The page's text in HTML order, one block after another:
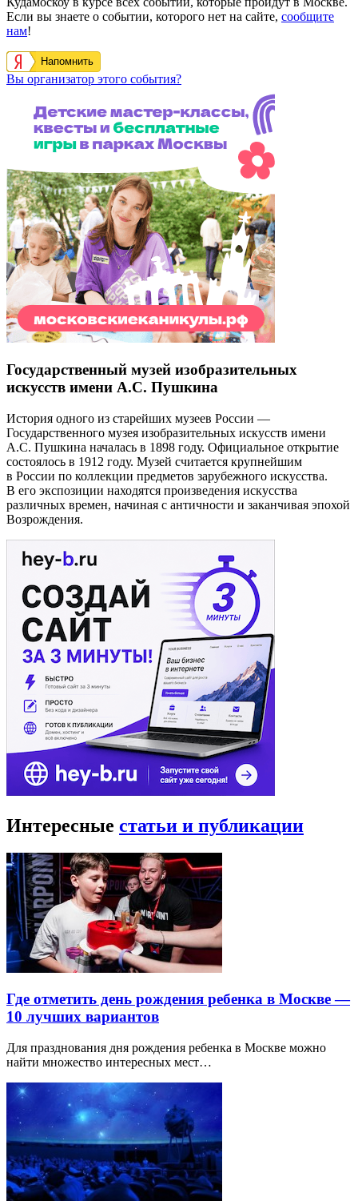
Если вы знаете о событии, которого нет на сайте, сообщите
нам!
Напомнить
Вы организатор этого события?
Государственный музей изобразительных
искусств имени А.С. Пушкина
История одного из старейших музеев России —
Государственного музея изобразительных искусств имени
А.С. Пушкина началась в 1898 году. Официальное открытие
состоялось в 1912 году. Музей считается крупнейшим
в России по коллекции предметов зарубежного искусства.
В его экспозиции находятся произведения искусства
различных времен, начиная с античности и заканчивая эпохой
Возрождения.
Интересные статьи и публикации
Где отметить день рождения ребенка в Москве —
10 лучших вариантов
Для празднования дня рождения ребенка в Москве можно
найти множество интересных мест…